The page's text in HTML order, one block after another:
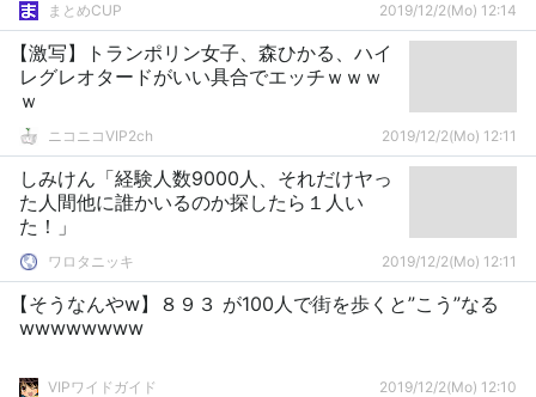
まとめCUP 2019/12/2(Mo) 12:14
【激写】トランポリン女子、森ひかる、ハイ
レグレオタードがいい具合でエッチｗｗｗ
ｗ
ニコニコVIP2ch 2019/12/2(Mo) 12:11
しみけん「経験人数9000人、それだけヤっ
た人間他に誰かいるのか探したら１人い
た！」
ワロタニッキ 2019/12/2(Mo) 12:11
【そうなんやw】８９３ が100人で街を歩くと”こう”なる
wwwwwwww
VIPワイドガイド 2019/12/2(Mo) 12:10